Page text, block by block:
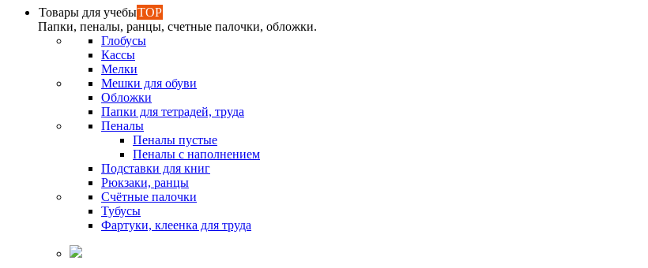
Товары для учебыTOP
Папки, пеналы, ранцы, счетные палочки, обложки.
Глобусы
Кассы
Мелки
Мешки для обуви
Обложки
Папки для тетрадей, труда
Пеналы
Пеналы пустые
Пеналы с наполнением
Подставки для книг
Рюкзаки, ранцы
Счётные палочки
Тубусы
Фартуки, клеенка для труда